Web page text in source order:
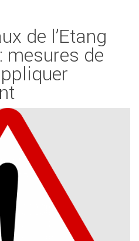
de l’Etang
mesures de